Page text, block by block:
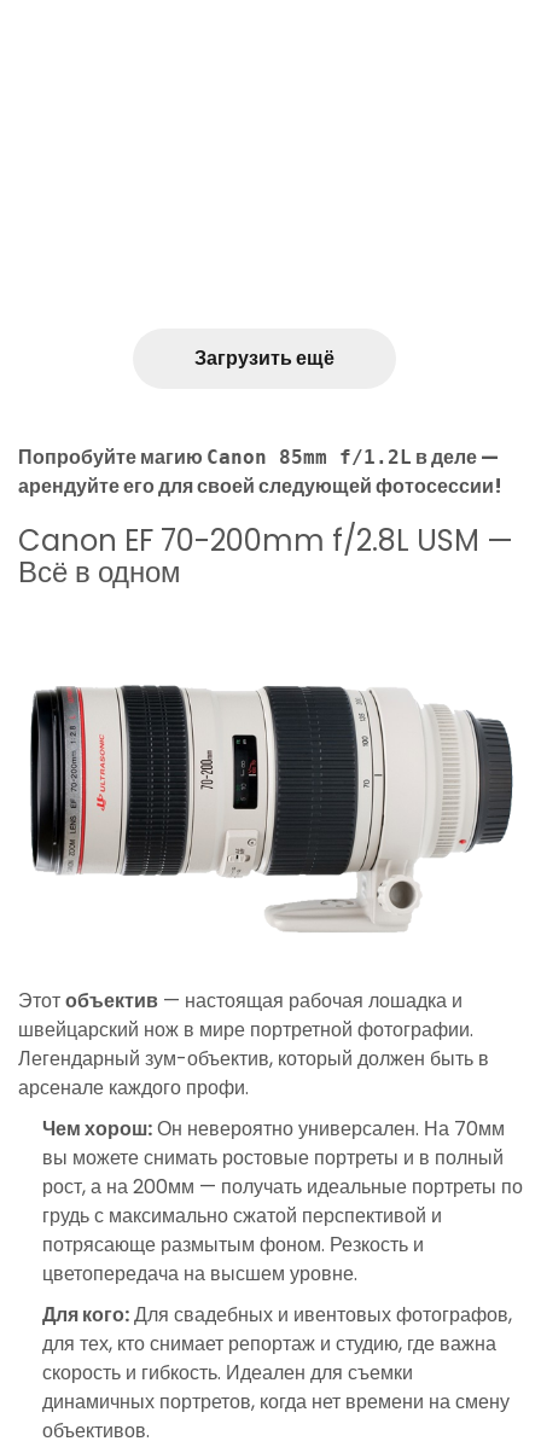
Загрузить ещё
Попробуйте магию Canon 85mm f/1.2L в деле —
арендуйте его для своей следующей фотосессии!
Canon EF 70-200mm f/2.8L USM —
Всё в одном
Этотобъектив — настоящая рабочая лошадка и
швейцарский нож в мире портретной фотографии.
Легендарный зум-объектив, который должен быть в
арсенале каждого профи.
Чем хорош:Он невероятно универсален. На 70мм
вы можете снимать ростовые портреты и в полный
рост, а на 200мм — получать идеальные портреты по
грудь с максимально сжатой перспективой и
потрясающе размытым фоном. Резкость и
цветопередача на высшем уровне.
Для кого:Для свадебных и ивентовых фотографов,
для тех, кто снимает репортаж и студию, где важна
скорость и гибкость. Идеален для съемки
динамичных портретов, когда нет времени на смену
объективов.